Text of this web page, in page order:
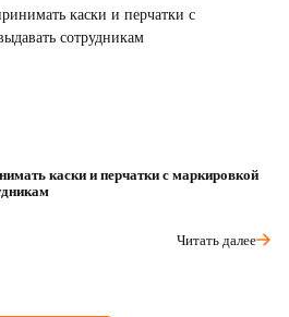
каски и перчатки с маркировкой
Читать далее